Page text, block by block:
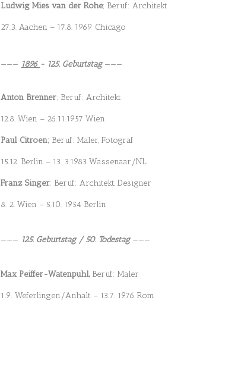
Ludwig Mies van der Rohe; Beruf: Architekt
27.3. Aachen – 17.8. 1969 Chicago
——— 1896 - 125. Geburtstag———
Anton Brenner; Beruf: Architekt
12.8. Wien – 26.11.1957 Wien
Paul Citroen; Beruf: Maler, Fotograf
15.12. Berlin – 13. 3.1983 Wassenaar/NL
Franz Singer; Beruf: Architekt, Designer
8. 2. Wien – 5.10. 1954 Berlin
——— 125. Geburtstag / 50. Todestag———
Max Peiffer-Watenpuhl, Beruf: Maler
1.9. Weferlingen/Anhalt – 13.7. 1976 Rom